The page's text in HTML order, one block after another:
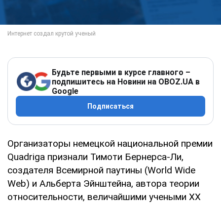
Будьте первыми в курсе главного –
подпишитесь на Новини на OBOZ.UA в
Google
Подписаться
Организаторы немецкой национальной премии
Quadriga признали Тимоти Бернерса-Ли,
создателя Всемирной паутины (World Wide
Web) и Альберта Эйнштейна, автора теории
относительности, величайшими учеными ХХ